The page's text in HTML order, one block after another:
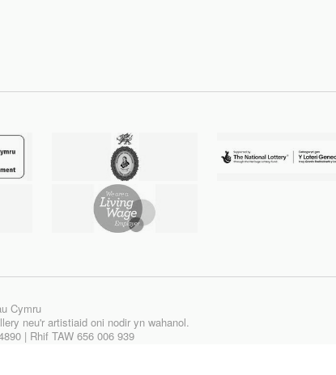
Cymru
neu'r artistiaid oni nodir yn wahanol.
| Rhif TAW 656 006 939